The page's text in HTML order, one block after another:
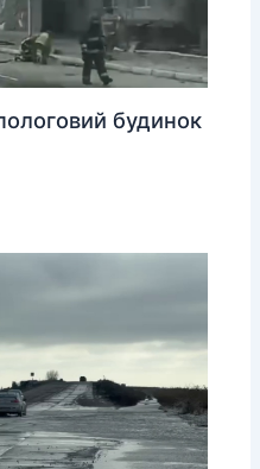
будинок